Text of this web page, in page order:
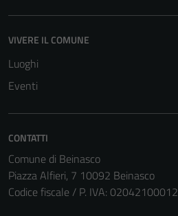
VIVERE IL COMUNE
Luoghi
Eventi
CONTATTI
Comune di Beinasco
Piazza Alfieri, 7 10092 Beinasco
Codice fiscale / P. IVA: 02042100012